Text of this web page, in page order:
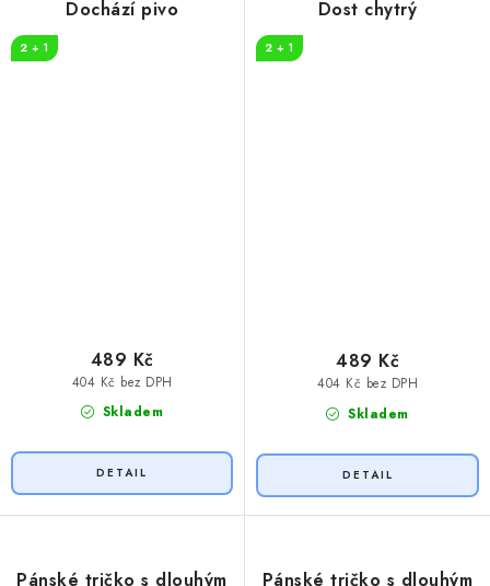
Dochází pivo
2 + 1
Skladem
404 Kč bez DPH
489 Kč
Dost chytrý
2 + 1
Skladem
404 Kč bez DPH
489 Kč
Pánské tričko s dlouhým
Pánské tričko s dlouhým